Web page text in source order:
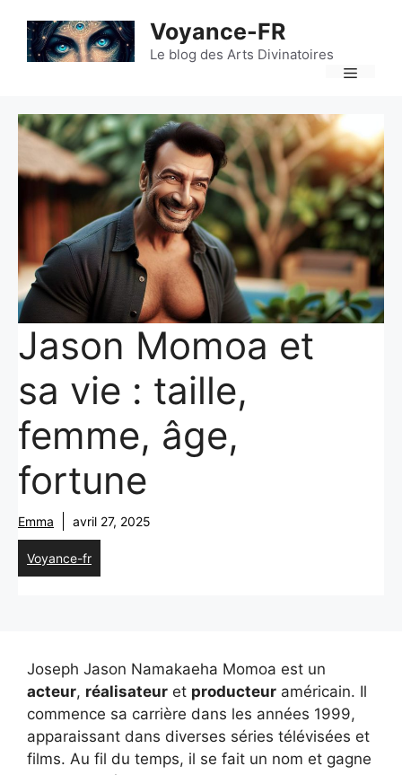
contenu
Voyance-FR
Le blog des Arts Divinatoires
Jason Momoa et
sa vie : taille,
femme, âge,
fortune
Emma avril 27, 2025
Voyance-fr
Joseph Jason Namakaeha Momoa est un
acteur, réalisateur et producteur américain. Il
commence sa carrière dans les années 1999,
apparaissant dans diverses séries télévisées et
films. Au fil du temps, il se fait un nom et gagne